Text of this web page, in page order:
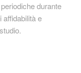
durante
affidabilità e